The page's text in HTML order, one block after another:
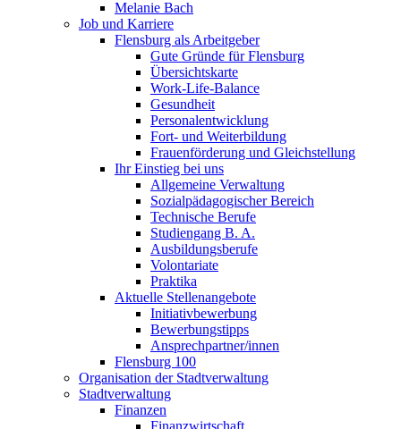
Melanie Bach
Job und Karriere
Flensburg als Arbeitgeber
Gute Gründe für Flensburg
Übersichtskarte
Work-Life-Balance
Gesundheit
Personalentwicklung
Fort- und Weiterbildung
Frauenförderung und Gleichstellung
Ihr Einstieg bei uns
Allgemeine Verwaltung
Sozialpädagogischer Bereich
Technische Berufe
Studiengang B. A.
Ausbildungsberufe
Volontariate
Praktika
Aktuelle Stellenangebote
Initiativbewerbung
Bewerbungstipps
Ansprechpartner/innen
Flensburg 100
Organisation der Stadtverwaltung
Stadtverwaltung
Finanzen
Finanzwirtschaft